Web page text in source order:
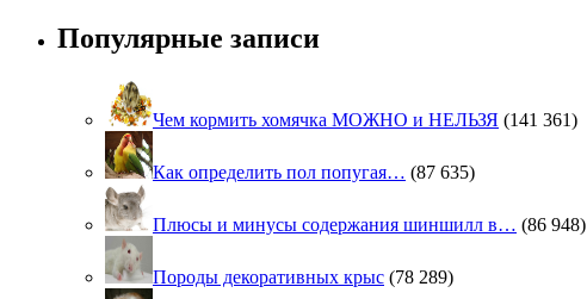
Популярные записи
Чем кормить хомячка МОЖНО и НЕЛЬЗЯ (141 361)
Как определить пол попугая… (87 635)
Плюсы и минусы содержания шиншилл в… (86 948)
Породы декоративных крыс (78 289)